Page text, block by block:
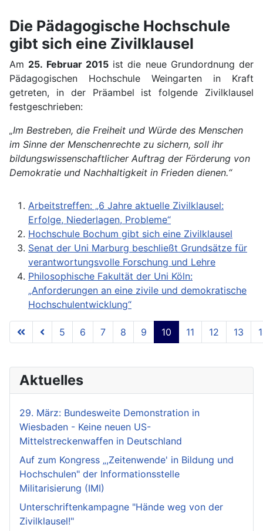
Die Pädagogische Hochschule
gibt sich eine Zivilklausel
Am 25. Februar 2015ist die neue Grundordnung der
Pädagogischen Hochschule Weingarten in Kraft
getreten, in der Präambel ist folgende Zivilklausel
festgeschrieben:
„Im Bestreben, die Freiheit und Würde des Menschen
im Sinne der Menschenrechte zu sichern, soll ihr
bildungswissenschaftlicher Auftrag der Förderung von
Demokratie und Nachhaltigkeit in Frieden dienen.“
Arbeitstreffen: „6 Jahre aktuelle Zivilklausel:
Erfolge, Niederlagen, Probleme“
Hochschule Bochum gibt sich eine Zivilklausel
Senat der Uni Marburg beschließt Grundsätze für
verantwortungsvolle Forschung und Lehre
Philosophische Fakultät der Uni Köln:
„Anforderungen an eine zivile und demokratische
Hochschulentwicklung“
Seite 10 von 18
5 6 7 8 9 10 11 12 13
Aktuelles
29. März: Bundesweite Demonstration in
Wiesbaden - Keine neuen US-
Mittelstreckenwaffen in Deutschland
Auf zum Kongress „,Zeitenwende' in Bildung und
Hochschulen" der Informationsstelle
Militarisierung (IMI)
Unterschriftenkampagne "Hände weg von der
Zivilklausel!"